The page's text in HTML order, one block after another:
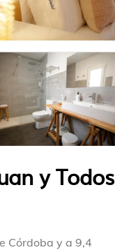
y Todos
Córdoba y a 9,4